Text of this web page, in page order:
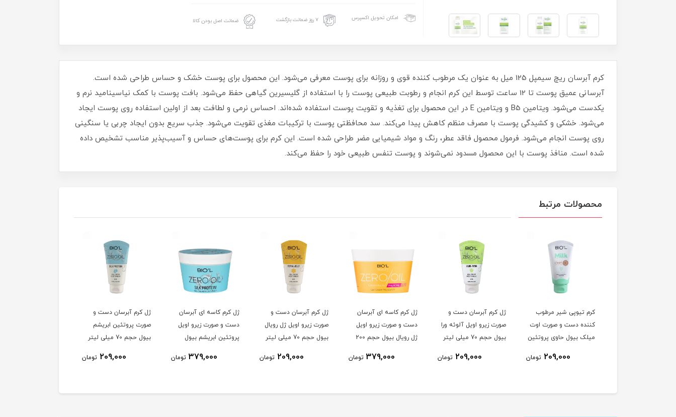
امکان تحویل اکسپرس ۷ روز ضمانت بازگشت ضمانت اصل بودن کالا
کرم آبرسان ریچ سیمپل 125 میل به عنوان یک مرطوب‌ کننده قوی و روزانه برای پوست معرفی می‌شود. این محصول برای پوست خشک و حساس طراحی شده است.
آبرسانی عمیق پوست تا 12 ساعت توسط این کرم انجام و رطوبت طبیعی پوست را با استفاده از گلیسیرین گیاهی حفظ می‌شود. بافت پوست با کمک نیاسینامید نرم و
یکدست می‌شود. ویتامین B5 و ویتامین E در این محصول برای تغذیه و تقویت پوست استفاده شده‌اند. احساس نرمی و لطافت بعد از اولین استفاده روی پوست ایجاد
می‌شود. خشکی و کشیدگی پوست با مصرف منظم کاهش پیدا می‌کند. سد محافظتی پوست با ترکیبات مغذی تقویت می‌شود. جذب سریع بدون ایجاد چربی یا سنگینی
روی پوست انجام می‌شود. فرمول محصول فاقد عطر، رنگ و مواد شیمیایی مضر طراحی شده است. این کرم برای پوست‌های حساس و آسیب‌پذیر مناسب تشخیص داده
شده است. منافذ پوست با این محصول مسدود نمی‌شوند و پوست تنفس طبیعی خود را حفظ می‌کند.
محصولات مرتبط
کرم تیوپی شیر مرطوب
کننده دست و صورت اوت
میلک بیول حاوی پروتئین
209,000 تومان
ژل کرم آبرسان دست و
صورت زیرو اویل آلوئه ورا
بیول حجم 70 میلی لیتر
209,000 تومان
ژل کرم کاسه ای آبرسان
دست و صورت زیرو اویل
ژل رویال بیول حجم 200
379,000 تومان
ژل کرم آبرسان دست و
صورت زیرو اویل ژل رویال
بیول حجم 70 میلی لیتر
209,000 تومان
ژل کرم کاسه ای آبرسان
دست و صورت زیرو اویل
پروتئین ابریشم بیول
379,000 تومان
ژل کرم آبرسان دست و
صورت پروتئین ابریشم
بیول حجم 70 میلی لیتر
209,000 تومان